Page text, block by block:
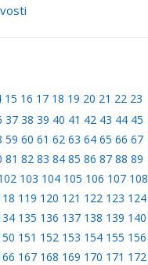
15 16 17 18 19 20 21 22 23
37 38 39 40 41 42 43 44 45
59 60 61 62 63 64 65 66 67
81 82 83 84 85 86 87 88 89
103 104 105 106 107 108
119 120 121 122 123 124
135 136 137 138 139 140
151 152 153 154 155 156
167 168 169 170 171 172